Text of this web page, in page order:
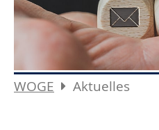
WOGE Aktuelles